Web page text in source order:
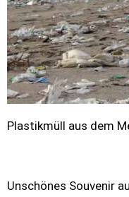
Plastikmüll aus dem
Unschönes Souvenir